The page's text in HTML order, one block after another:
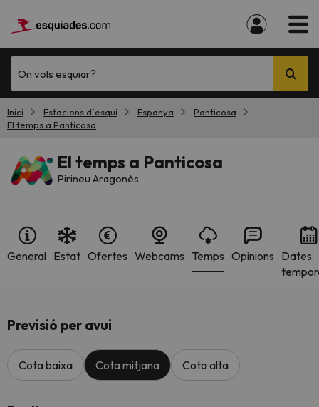
On vols esquiar?
Inici Estacions d´esquí Espanya
Panticosa
El temps a Panticosa
El temps a Panticosa
Pirineu Aragonès
General Estat Ofertes Webcams Temps Opinions Dates
Previsió per avui
Cota baixa Cota mitjana Cota alta